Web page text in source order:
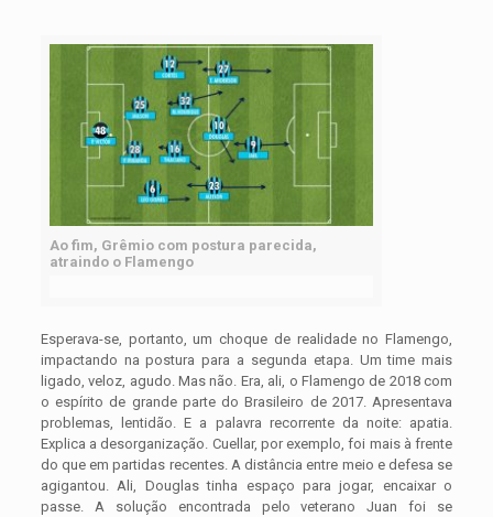
Ao fim, Grêmio com postura parecida,
atraindo o Flamengo
Esperava-se, portanto, um choque de realidade no Flamengo,
impactando na postura para a segunda etapa. Um time mais
ligado, veloz, agudo. Mas não. Era, ali, o Flamengo de 2018 com
o espírito de grande parte do Brasileiro de 2017. Apresentava
problemas, lentidão. E a palavra recorrente da noite: apatia.
Explica a desorganização. Cuellar, por exemplo, foi mais à frente
do que em partidas recentes. A distância entre meio e defesa se
agigantou. Ali, Douglas tinha espaço para jogar, encaixar o
passe. A solução encontrada pelo veterano Juan foi se